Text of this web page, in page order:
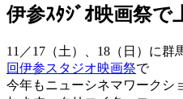
伊参ｽﾀｼﾞｵ映画祭で
11／17（土）、18（日）に群
回伊参スタジオ映画祭で
今年もニューシネマワークシ